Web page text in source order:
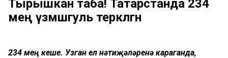
Тырышкан таба! Татарстанда 234
мең үзмәшгуль теркәлгән
234 мең кеше. Узган ел нәтиҗәләренә караганда,